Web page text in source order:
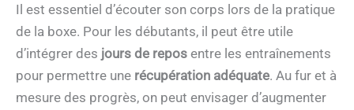
Il est essentiel d’écouter son corps lors de la pratique
de la boxe. Pour les débutants, il peut être utile
d’intégrer des jours de repos entre les entraînements
pour permettre une récupération adéquate. Au fur et à
mesure des progrès, on peut envisager d’augmenter